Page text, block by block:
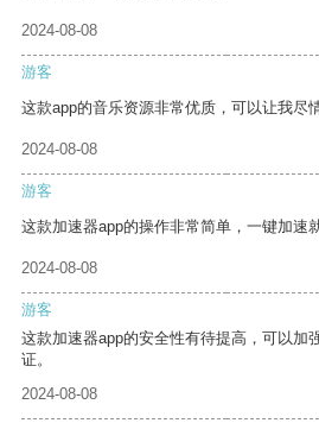
2024-08-08
游客
这款app的音乐资源非常优质，可以让我尽
2024-08-08
游客
这款加速器app的操作非常简单，一键加速
2024-08-08
游客
这款加速器app的安全性有待提高，可以加
证。
2024-08-08